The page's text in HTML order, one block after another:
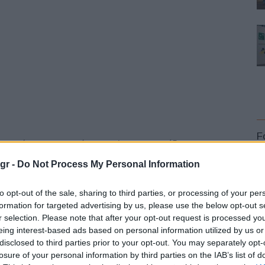
- Do Not Process My Personal Information
opt-out of the sale, sharing to third parties, or processing of your
for targeted advertising by us, please use the below opt-out
selection. Please note that after your opt-out request is processed
interest-based ads based on personal information utilized by us
to third parties prior to your opt-out. You may separately
of your personal information by third parties on the IAB’s list of
συνάψει στρατηγική συμμαχία που προσέδωσε
της αγοραστικής δύναμης και ενσωμάτωσης νέων
οχημάτων συνεχίζει να εξελίσσεται, η
είναι το επόμενο λογικό βήμα και θα προσφέρει
ολοκληρωθεί η εξαγορά, η νέα εταιρεία θα
στις απαιτήσεις των νέων κανονισμών και των ταχέως